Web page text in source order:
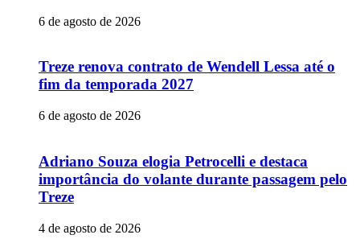
6 de agosto de 2026
Treze renova contrato de Wendell Lessa até o
fim da temporada 2027
6 de agosto de 2026
Adriano Souza elogia Petrocelli e destaca
importância do volante durante passagem pelo
Treze
4 de agosto de 2026